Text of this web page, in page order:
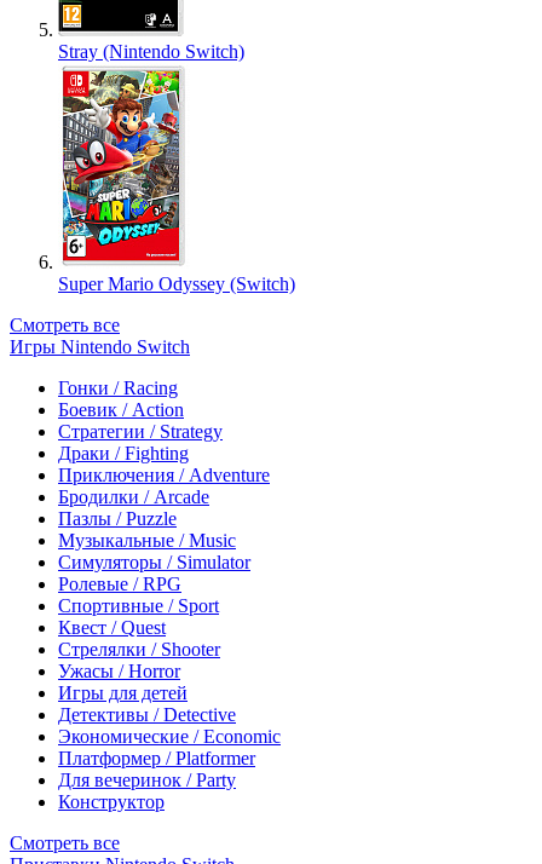
Stray (Nintendo Switch)
Super Mario Odyssey (Switch)
Смотреть все
Игры Nintendo Switch
Гонки / Racing
Боевик / Action
Стратегии / Strategy
Драки / Fighting
Приключения / Adventure
Бродилки / Arcade
Пазлы / Puzzle
Музыкальные / Music
Симуляторы / Simulator
Ролевые / RPG
Спортивные / Sport
Квест / Quest
Стрелялки / Shooter
Ужасы / Horror
Игры для детей
Детективы / Detective
Экономические / Economic
Платформер / Platformer
Для вечеринок / Party
Конструктор
Смотреть все